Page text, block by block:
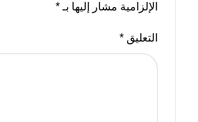
الإلزامية مشار إليها بـ*
التعليق*